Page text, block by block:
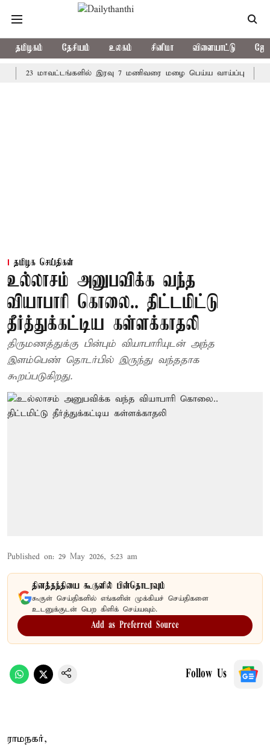
தமிழகம் தேசியம் உலகம் சினிமா விளையாட்டு
மாவட்டங்களில் இரவு 7 மணிவரை மழை பெய்ய வாய்ப்பு கொரிய
தமிழக செய்திகள்
உல்லாசம் அனுபவிக்க வந்த
வியாபாரி கொலை.. திட்டமிட்டு
தீர்த்துக்கட்டிய கள்ளக்காதலி
திருமணத்துக்கு பின்பும் வியாபாரியுடன் அந்த
இளம்பெண் தொடர்பில் இருந்து வந்ததாக
கூறப்படுகிறது.
Published on: 29 May 2026, 5:23 am
தினத்தந்தியை கூகுளில் பின்தொடரவும்
கூகுள் செய்திகளில் எங்களின் முக்கியச் செய்திகளை
உடனுக்குடன் பெற கிளிக் செய்யவும்.
Add as Preferred Source
Follow Us
ராமநகர்,